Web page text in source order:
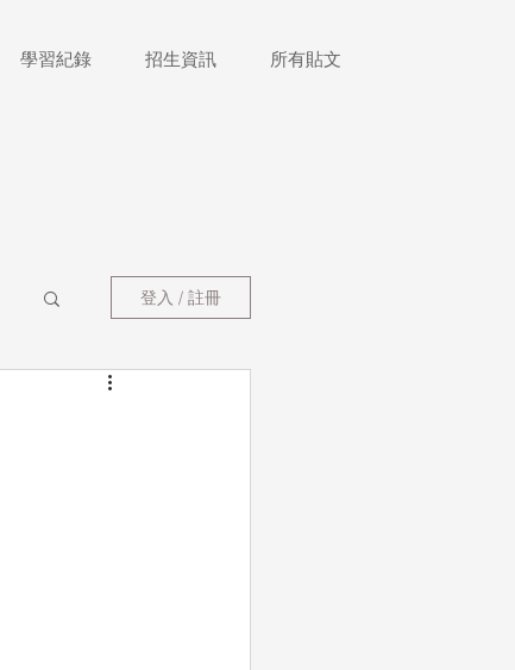
學習紀錄 招生資訊 所有貼文
登入 / 註冊